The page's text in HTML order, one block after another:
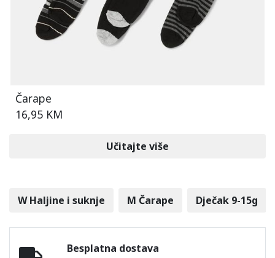
Čarape
16,95 KM
Učitajte više
W Haljine i suknje M Čarape Dječak 9-15g
Besplatna dostava